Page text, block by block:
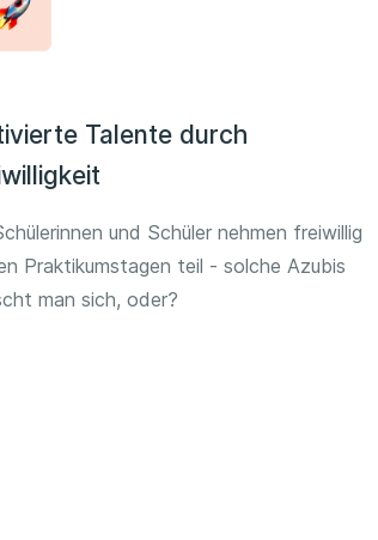
Talente durch
und Schüler nehmen freiwillig
Praktikumstagen teil - solche Azubis
man sich, oder?